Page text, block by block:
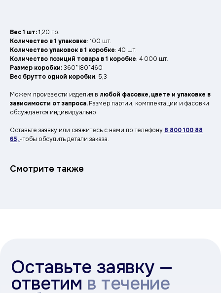
Вес 1 шт:1,20 гр.
Количество в 1 упаковке: 100 шт.
Количество упаковок в 1 коробке: 40 шт.
Количество позиций товара в 1 коробке: 4 000 шт.
Размер коробки:360*180*460
Вес брутто одной коробки: 5,3
Можем произвести изделия в любой фасовке, цвете и упаковке в
зависимости от запроса.Размер партии, комплектации и фасовки
обсуждается индивидуально.
Оставьте заявку или свяжитесь с нами по телефону 8 800 100 88
65,чтобы обсудить детали заказа.
Смотрите также
Оставьте заявку —
ответимв течение
Расскажите о вашей задаче: объём,
Если есть вопросы
или помощь
в выборе